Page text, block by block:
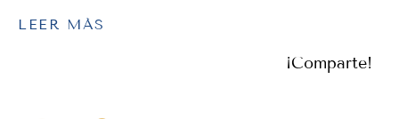
LEER MÁS
¡Comparte!